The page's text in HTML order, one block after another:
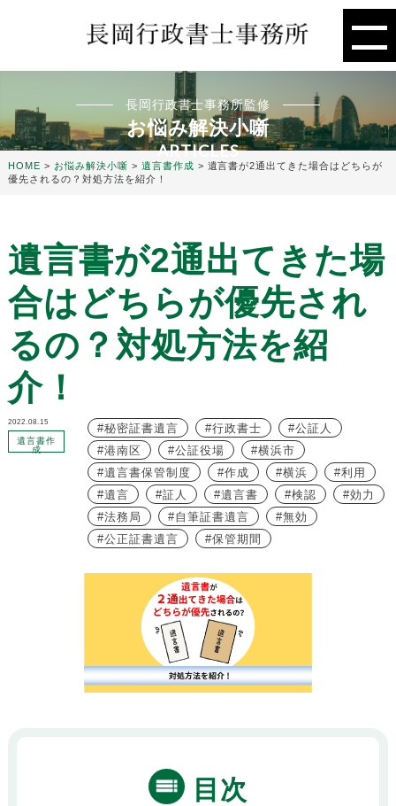
長岡行政書士事務所監修
お悩み解決小噺
ARTICLES
HOME > お悩み解決小噺 > 遺言書作成 > 遺言書が2通出てきた場合はどちらが
優先されるの？対処方法を紹介！
遺言書が2通出てきた場
合はどちらが優先され
るの？対処方法を紹
介！
2022.08.15
遺言書作
成
秘密証書遺言 行政書士
公証人
港南区
公証役場
横浜市
遺言書保管制度
作成 横浜
利用
遺言
証人 遺言書 検認
効力
法務局
自筆証書遺言
無効
公正証書遺言
保管期間
目次